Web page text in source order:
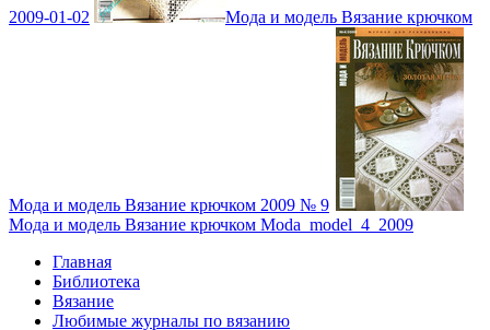
2009-01-02 Мода и модель Вязание крючком
Мода и модель Вязание крючком 2009 № 9
Мода и модель Вязание крючком Moda_model_4_2009
Главная
Библиотека
Вязание
Любимые журналы по вязанию